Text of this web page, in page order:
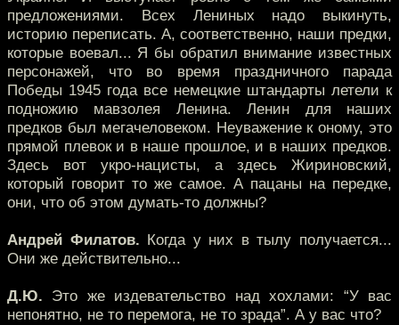
предложениями. Всех Лениных надо выкинуть,
историю переписать. А, соответственно, наши предки,
которые воевал... Я бы обратил внимание известных
персонажей, что во время праздничного парада
Победы 1945 года все немецкие штандарты летели к
подножию мавзолея Ленина. Ленин для наших
предков был мегачеловеком. Неуважение к оному, это
прямой плевок и в наше прошлое, и в наших предков.
Здесь вот укро-нацисты, а здесь Жириновский,
который говорит то же самое. А пацаны на передке,
они, что об этом думать-то должны?
Андрей Филатов. Когда у них в тылу получается...
Они же действительно...
Д.Ю. Это же издевательство над хохлами: “У вас
непонятно, не то перемога, не то зрада”. А у вас что?